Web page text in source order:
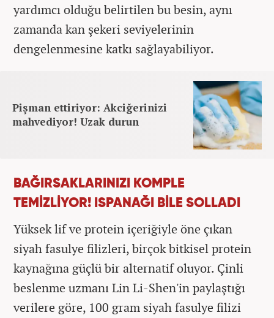
yardımcı olduğu belirtilen bu besin, aynı
zamanda kan şekeri seviyelerinin
dengelenmesine katkı sağlayabiliyor.
Pişman ettiriyor: Akciğerinizi
mahvediyor! Uzak durun
BAĞIRSAKLARINIZI KOMPLE
TEMİZLİYOR! ISPANAĞI BİLE SOLLADI
Yüksek lif ve protein içeriğiyle öne çıkan
siyah fasulye filizleri, birçok bitkisel protein
kaynağına güçlü bir alternatif oluyor. Çinli
beslenme uzmanı Lin Li-Shen'in paylaştığı
verilere göre, 100 gram siyah fasulye filizi